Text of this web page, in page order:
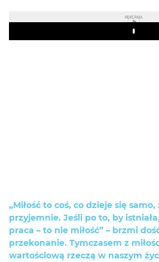
REKLAMA
Play
„Miłość to coś, co dzieje się
przyjemnie. Jeśli po to, by
praca – to nie miłość” – brzmi
przekonanie. Tymczasem z
wartościową rzeczą w naszym